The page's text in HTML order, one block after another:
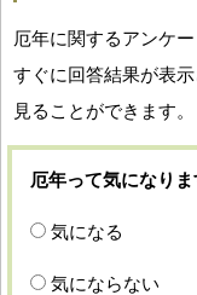
厄年に関するアンケ
すぐに回答結果が表
見ることができます。
厄年って気になりま
気になる
気にならない